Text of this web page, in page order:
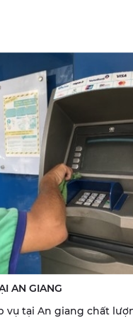
AN GIANG
vụ tại An giang chất